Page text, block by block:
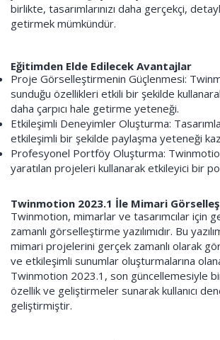
birlikte, tasarımlarınızı daha gerçekçi,
getirmek mümkündür.
Eğitimden Elde Edilecek Avantajlar
Proje Görselleştirmenin Güçlenmesi:
sunduğu özellikleri etkili bir şekilde
daha çarpıcı hale getirme yeteneği.
Etkileşimli Deneyimler Oluşturma:
etkileşimli bir şekilde paylaşma yeteneği
Profesyonel Portföy Oluşturma:
yaratılan projeleri kullanarak etkileyici bir
Twinmotion 2023.1 İle Mimari
Twinmotion, mimarlar ve tasarımcılar için
zamanlı görselleştirme yazılımıdır. Bu
mimari projelerini gerçek zamanlı olarak
ve etkileşimli sunumlar oluşturmalarına
Twinmotion 2023.1, son güncellemesiyle
özellik ve geliştirmeler sunarak kullanıcı
geliştirmiştir.